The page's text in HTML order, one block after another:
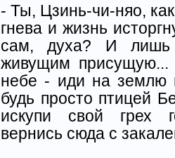
- Ты, Цзинь-чи-няо,
гнева и жизнь
сам, духа? И лишь
живущим
небе - иди на землю
будь просто птицей
искупи свой грех
вернись сюда с